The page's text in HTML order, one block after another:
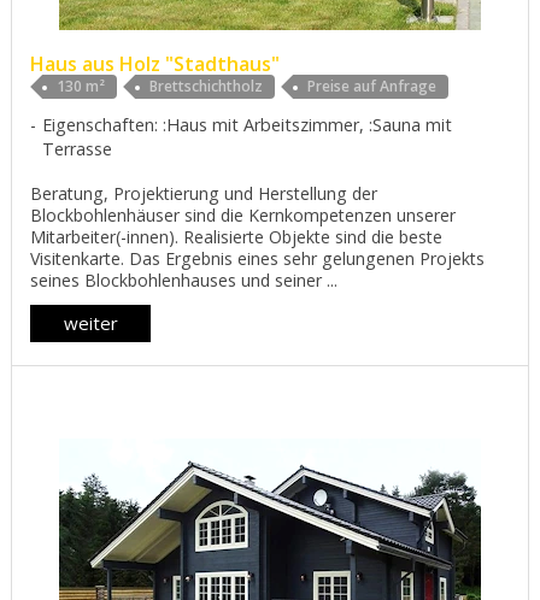
Haus aus Holz "Stadthaus"
130 m² Brettschichtholz Preise auf Anfrage
Eigenschaften: :Haus mit Arbeitszimmer, :Sauna mit
Terrasse
Beratung, Projektierung und Herstellung der
Blockbohlenhäuser sind die Kernkompetenzen unserer
Mitarbeiter(-innen). Realisierte Objekte sind die beste
Visitenkarte. Das Ergebnis eines sehr gelungenen Projekts
seines Blockbohlenhauses und seiner ...
weiter